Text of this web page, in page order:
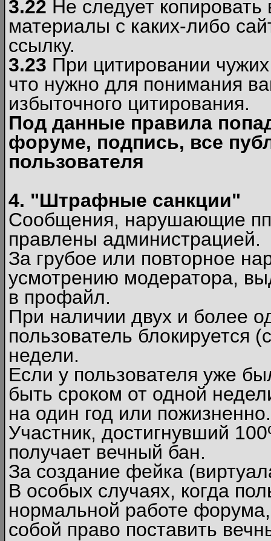
3.22 Не следует
материалы c каких-либо
ссылку.
3.23 При цитировании
что нужно для понимания
избыточного цитирования.
Под данные правила
форуме, подпись, все
пользователя
4. "Штрафные санкции"
Сообщения, нарушающие
правлены администрацией.
За грубое или повторное
усмотрению модератора,
в профайл.
При наличии двух и более
пользователь блокируется
недели.
Если у пользователя уже
быть сроком от одной
на один год или пожизненно.
Участник, достигнувший
получает вечный бан.
За создание фейка
В особых случаях, когда
нормальной работе
собой право поставить